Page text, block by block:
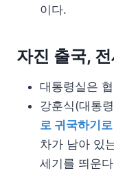
이다.
자진 출국,
대통령실은
강훈식(대통
로 귀국하기
차가 남아 있
세기를 띄운